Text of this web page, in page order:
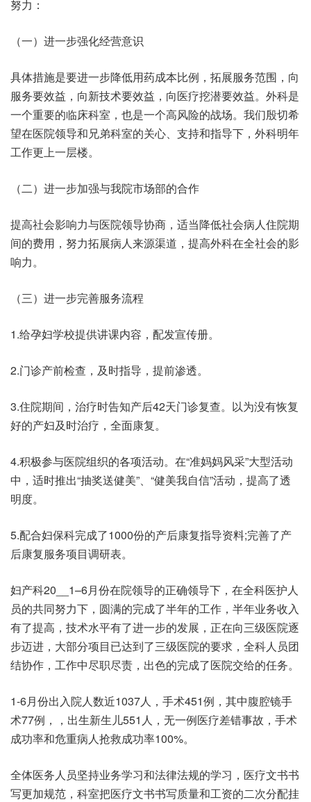
努力：
（一）进一步强化经营意识
具体措施是要进一步降低用药成本比例，拓展服务范围，向
服务要效益，向新技术要效益，向医疗挖潜要效益。外科是
一个重要的临床科室，也是一个高风险的战场。我们殷切希
望在医院领导和兄弟科室的关心、支持和指导下，外科明年
工作更上一层楼。
（二）进一步加强与我院市场部的合作
提高社会影响力与医院领导协商，适当降低社会病人住院期
间的费用，努力拓展病人来源渠道，提高外科在全社会的影
响力。
（三）进一步完善服务流程
1.给孕妇学校提供讲课内容，配发宣传册。
2.门诊产前检查，及时指导，提前渗透。
3.住院期间，治疗时告知产后42天门诊复查。以为没有恢复
好的产妇及时治疗，全面康复。
4.积极参与医院组织的各项活动。在“准妈妈风采”大型活动
中，适时推出“抽奖送健美”、“健美我自信”活动，提高了透
明度。
5.配合妇保科完成了1000份的产后康复指导资料;完善了产
后康复服务项目调研表。
妇产科20__1–6月份在院领导的正确领导下，在全科医护人
员的共同努力下，圆满的完成了半年的工作，半年业务收入
有了提高，技术水平有了进一步的发展，正在向三级医院逐
步迈进，大部分项目已达到了三级医院的要求，全科人员团
结协作，工作中尽职尽责，出色的完成了医院交给的任务。
1-6月份出入院人数近1037人，手术451例，其中腹腔镜手
术77例，，出生新生儿551人，无一例医疗差错事故，手术
成功率和危重病人抢救成功率100%。
全体医务人员坚持业务学习和法律法规的学习，医疗文书书
写更加规范，科室把医疗文书书写质量和工资的二次分配挂